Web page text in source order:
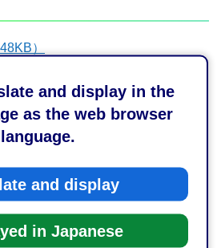
and display in the
as the web browser
language.
and display
in Japanese
）
：307KB）
）
5月分（PDF：
（PDF：1,122KB）
7月分
）
8月分（PDF：1,648KB）